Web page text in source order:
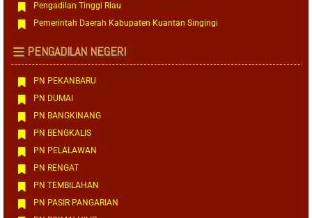
Pengadilan Tinggi Riau
Pemerintah Daerah Kabupaten Kuantan Singingi
PENGADILAN NEGERI
PN PEKANBARU
PN DUMAI
PN BANGKINANG
PN BENGKALIS
PN PELALAWAN
PN RENGAT
PN TEMBILAHAN
PN PASIR PANGARIAN